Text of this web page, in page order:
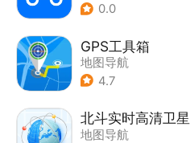
0.0
GPS工具箱
地图导航
4.7
地图导航